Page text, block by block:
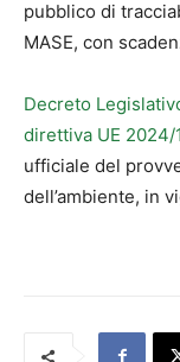
pubblico di
MASE, con
Decreto
direttiva UE 2024/
ufficiale del
dell’ambiente, in